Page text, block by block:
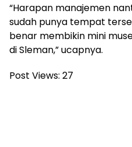
“Harapan manajemen
sudah punya tempat
benar membikin mini
di Sleman,” ucapnya.
Post Views: 27